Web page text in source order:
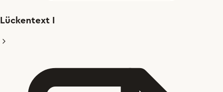
Lückentext I